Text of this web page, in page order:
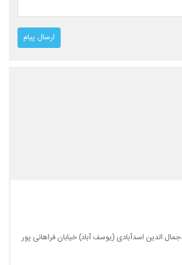
الدین اسدآبادی (یوسف آباد) خیابان فراهانی پور